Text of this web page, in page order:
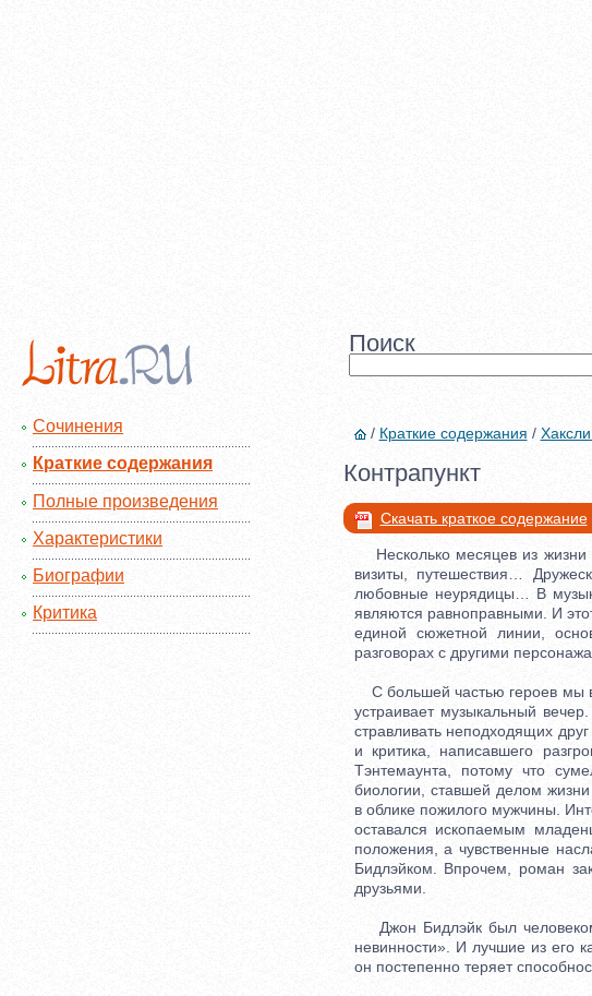
Поиск
Сочинения
Краткие содержания
Полные произведения
Характеристики
Биографии
Критика
/ Краткие содержания /
Контрапункт
Скачать краткое содержание
Несколько месяцев из жизни
визиты, путешествия…
любовные неурядицы… В
являются равноправными. И
единой сюжетной линии,
разговорах с другими
С большей частью героев мы
устраивает музыкальный
стравливать неподходящих
и критика, написавшего
Тэнтемаунта, потому что
биологии, ставшей делом
в облике пожилого мужчины.
оставался ископаемым
положения, а чувственные
Бидлэйком. Впрочем, роман
друзьями.
Джон Бидлэйк был
невинности». И лучшие из его
он постепенно теряет